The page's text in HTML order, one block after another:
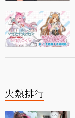
火熱排行